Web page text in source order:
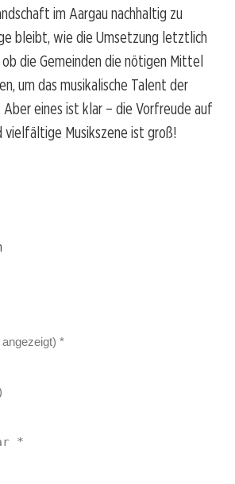
im Aargau nachhaltig zu
bleibt, wie die Umsetzung letztlich
die Gemeinden die nötigen Mittel
um das musikalische Talent der
eines ist klar – die Vorfreude auf
vielfältige Musikszene ist groß!